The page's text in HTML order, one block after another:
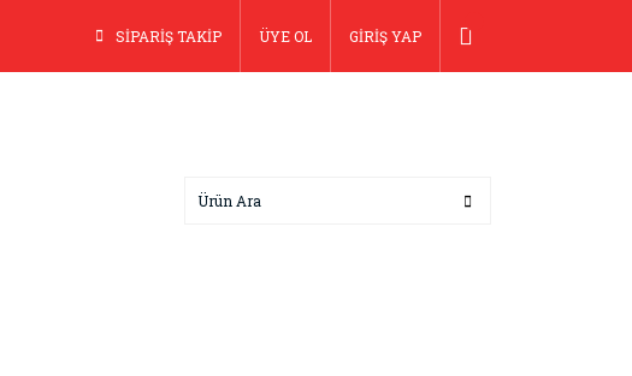
SİPARİŞ TAKİP ÜYE OL GİRİŞ YAP